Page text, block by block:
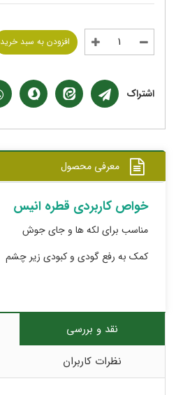
افزودن به سبد خرید
اشتراک
معرفی محصول
خواص کاربردی قطره انیس
مناسب برای لکه ها و جای جوش
کمک به رفع گودی و کبودی زیر چشم
نقد و بررسی
نظرات کاربران